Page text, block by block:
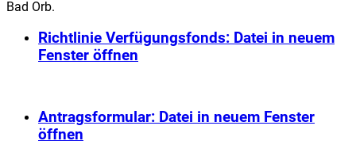
Bad Orb.
Richtlinie Verfügungsfonds: Datei in neuem
Fenster öffnen
Antragsformular: Datei in neuem Fenster
öffnen